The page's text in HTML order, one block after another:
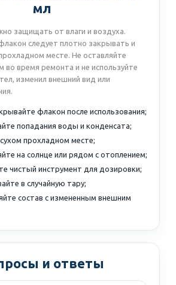
мл
защищать от влаги и воздуха.
следует плотно закрывать и
месте. Не оставляйте
во время ремонта и не используйте
изменил внешний вид или
флакон после использования;
попадания воды и конденсата;
прохладном месте;
на солнце или рядом с отоплением;
чистый инструмент для дозировки;
в случайную тару;
состав с измененным внешним
и ответы